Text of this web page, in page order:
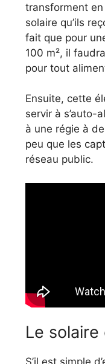
transforment en
solaire qu’ils
fait que pour
100 m², il
pour tout
Ensuite, cette
servir à s’auto-
à une régie à
peu que les
réseau public.
Le
S’il est simple